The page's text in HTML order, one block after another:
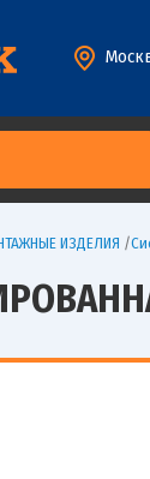
ИЗДЕЛИЯ /